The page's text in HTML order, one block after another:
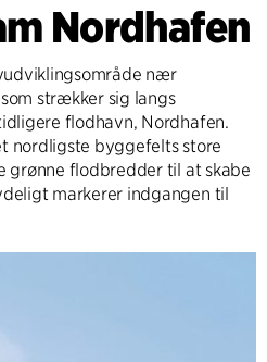
Nordhafen
nær
strækker sig langs
flodhavn, Nordhafen.
nordligste byggefelts store
grønne flodbredder til at skabe
markerer indgangen til